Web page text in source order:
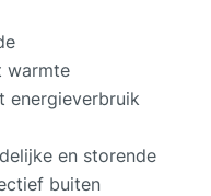
warmte
energieverbruik
en storende
buiten